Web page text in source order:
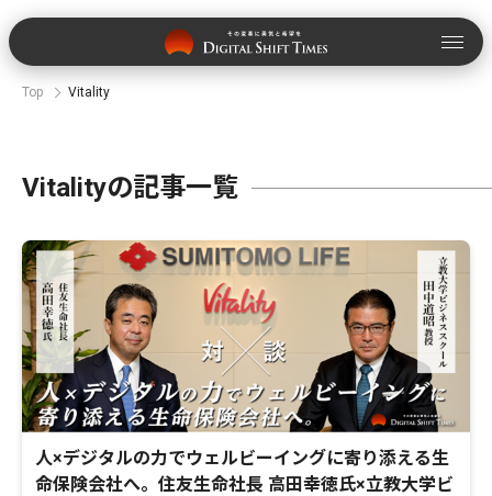
Top Vitality
Vitalityの記事一覧
人×デジタルの力でウェルビーイングに寄り添える生
命保険会社へ。住友生命社長 高田幸徳氏×立教大学ビ